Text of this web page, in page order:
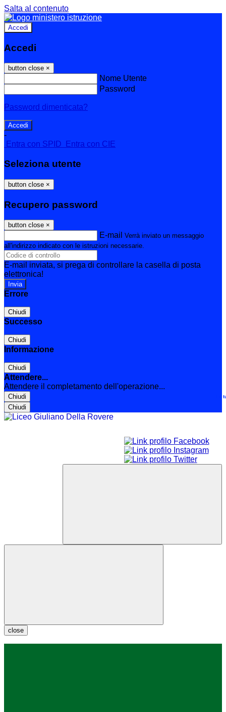
Salta al contenuto
Accedi
Accedi
button close ×
Nome Utente
Password
Password dimenticata?
-
Entra con SPID
Entra con CIE
Seleziona utente
button close ×
Recupero password
button close ×
E-mail Verrà inviato un messaggio
all'indirizzo indicato con le istruzioni necessarie.
E-mail inviata, si prega di controllare la casella di posta
elettronica!
Errore
Chiudi
Successo
Chiudi
Informazione
Chiudi
Attendere...
Attendere il completamento dell'operazione...
Chiudi
Chiudi
Le
close